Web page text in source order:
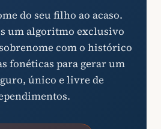
do seu filho ao acaso.
um algoritmo exclusivo
com o histórico
fonéticas para gerar um
único e livre de